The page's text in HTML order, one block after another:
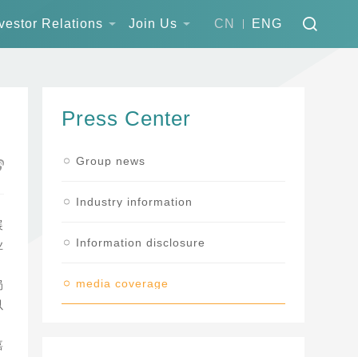
CN ENG
Relations Join Us
Press Center
Group news
Industry information
Information disclosure
media coverage